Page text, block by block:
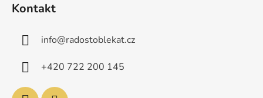
Kontakt
info@radostoblekat.cz
+420 722 200 145